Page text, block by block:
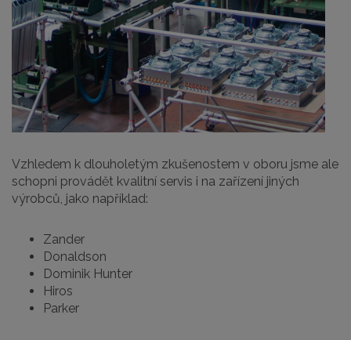
Vzhledem k dlouholetým zkušenostem v oboru jsme ale
schopni provádět kvalitní servis i na zařízení jiných
výrobců, jako například:
Zander
Donaldson
Dominik Hunter
Hiros
Parker